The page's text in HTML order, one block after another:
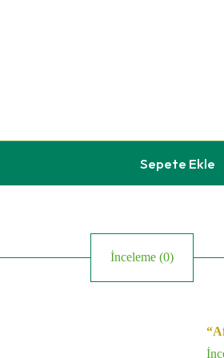
Sepete Ekle
İnceleme (0)